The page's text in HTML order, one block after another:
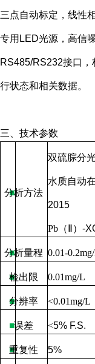
三点自动标定，线性
专用LED光源，高信
RS485/RS232接口
行状态和相关数据。
三、技术参数
■
分析方法
双硫腙分
水质自动
2015
Pb （Ⅱ） -
■
分析量程 0.01-
■
检出限 0.01mg/L
■
分辨率 <0.01mg/L
■误差 <5% F.S.
■
重复性 5%